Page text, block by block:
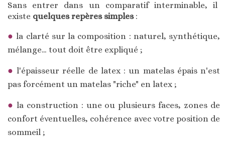
Sans entrer dans un comparatif interminable, il
existe quelques repères simples:
la clarté sur la composition : naturel, synthétique,
mélange… tout doit être expliqué ;
l'épaisseur réelle de latex : un matelas épais n'est
pas forcément un matelas "riche" en latex ;
la construction : une ou plusieurs faces, zones de
confort éventuelles, cohérence avec votre position de
sommeil ;